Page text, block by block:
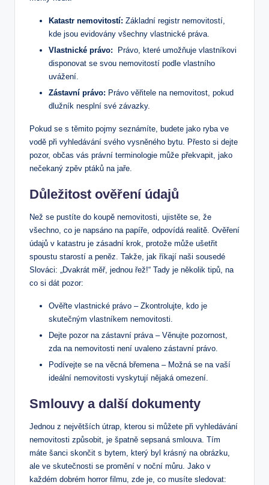
Katastr nemovitostí: Základní registr⁣ nemovitostí,
kde jsou evidovány všechny ‌vlastnické práva.
Vlastnické právo: ⁣ Právo, které umožňuje vlastníkovi
disponovat se svou nemovitostí podle vlastního​
uvážení.
Zástavní‌ právo: Právo věřitele‌ na nemovitost, pokud
dlužník nesplní své závazky.
Pokud ‌se s těmito pojmy​ seznámíte, ⁢budete jako‌ ryba ‍ve‍
vodě ‌při vyhledávání svého vysněného bytu. ‌Přesto si dejte
⁣pozor, občas vás právní terminologie může překvapit, ‌jako
nečekaný zpěv ptáků⁣ na jaře.
Důležitost ‍ověření údajů
Než se pustíte do koupě nemovitosti, ujistěte se, ‌že ​
všechno, co je napsáno ​na papíře, odpovídá realitě. Ověření
údajů v katastru je zásadní⁣ krok, protože může ušetřit
spoustu starostí a ⁣peněz. Takže, jak říkají naši sousedé
Slováci:‌ „Dvakrát měř, ‍jednou řež!“ Tady ‍je několik ​tipů,​ na
co si dát pozor:
Ověřte ‌vlastnické právo – ⁢Zkontrolujte, kdo je
skutečným vlastníkem ⁣nemovitosti.
Dejte pozor na zástavní práva –⁤ Věnujte pozornost,​
zda na‍ nemovitosti není uvaleno zástavní právo.
Podívejte⁣ se na ⁤věcná břemena –​ Možná ⁣se na vaší
ideální nemovitosti vyskytují nějaká omezení.
Smlouvy a ⁣další dokumenty
Jednou z největších útrap, ‌kterou si můžete při vyhledávání
nemovitosti způsobit, je​ špatně ⁢sepsaná smlouva. Tím
máte šanci skončit s bytem, který byl krásný na ⁣obrázku,
ale ve skutečnosti se promění v‍ noční můru. Jako v
každém dobrém​ horror⁤ filmu, zde ‍je,⁤ co musíte sledovat: